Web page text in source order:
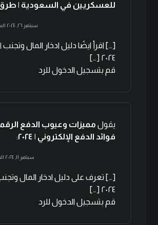
للعسكريين في السعودية |
سبتمبر ٢٦, ٢٠٢٤ الساعة ٨:٥٩ ص
[…] اقرأ ايضًا دليل ادخار المال وتجنب
٢٠٢٤ […]
قم بتسجيل الدخول للرد
يقول مميزات وعيوب الدفع
فوائد الدفع الإلكتروني | ٢٠٢٤
:
سبتمبر ١١, ٢٠٢٤ الساعة ١٢:٣٢ م
[…] تعرف على دليل ادخار المال
٢٠٢٤ […]
قم بتسجيل الدخول للرد